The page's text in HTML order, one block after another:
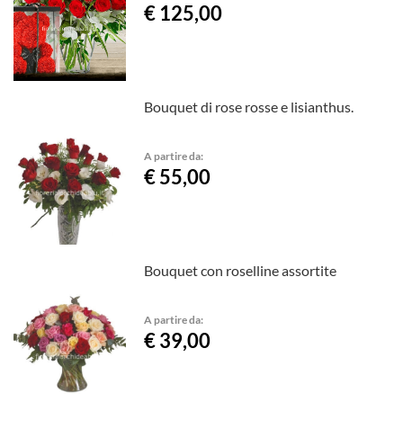
€ 125,00
Bouquet di rose rosse e lisianthus.
A partire da:
€ 55,00
Bouquet con roselline assortite
A partire da:
€ 39,00